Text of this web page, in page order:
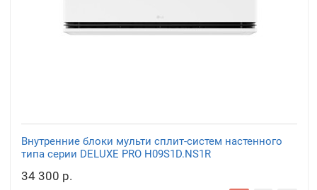
Внутренние блоки мульти сплит-систем настенного
типа серии DELUXE PRO H09S1D.NS1R
34 300 р.